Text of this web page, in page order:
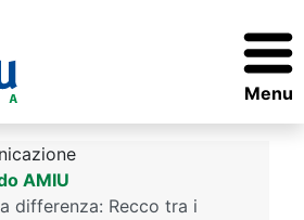
Menu
AMIU
differenza: Recco tra i